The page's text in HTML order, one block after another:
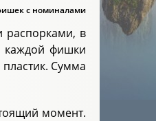
с номиналами
распорками, в
каждой фишки
Сумма
момент.